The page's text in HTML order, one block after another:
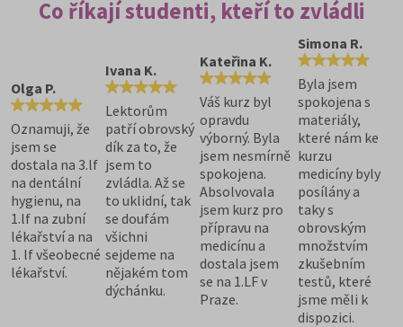
Co říkají studenti, kteří to zvládli
Olga P.
Oznamuji, že
jsem se
dostala na 3.lf
na dentální
hygienu, na
1.lf na zubní
lékařství a na
1. lf všeobecné
lékařství.
Ivana K.
Lektorům
patří obrovský
dík za to, že
jsem to
zvládla. Až se
to uklidní, tak
se doufám
všichni
sejdeme na
nějakém tom
dýchánku.
Kateřina K.
Váš kurz byl
opravdu
výborný. Byla
jsem nesmírně
spokojena.
Absolvovala
jsem kurz pro
přípravu na
medicínu a
dostala jsem
se na 1.LF v
Praze.
Simona R.
Byla jsem
spokojena s
materiály,
které nám ke
kurzu
medicíny byly
posílány a
taky s
obrovským
množstvím
zkušebním
testů, které
jsme měli k
dispozici.